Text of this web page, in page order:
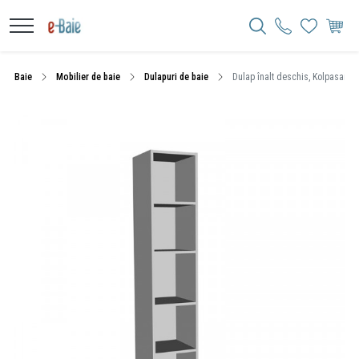
Baie Mobilier de baie Dulapuri de baie Dulap înalt deschis, Kolpasan,